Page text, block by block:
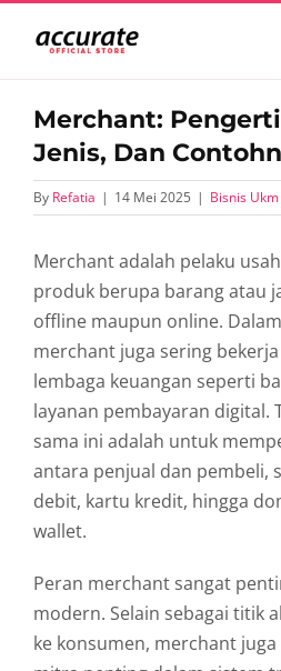
content
Merchant:
Jenis, Dan
By Refatia | 14 Mei 2025 | Bisnis Ukm
Merchantadalah pelaku
produk berupa barangatau
offline maupun online. Dalam
merchant juga sering bekerja
lembaga keuangan seperti
layanan pembayaran digital.
sama ini adalah untuk
antara penjual dan pembeli,
debit, kartu kredit, hingga
wallet.
Peran merchant sangat
modern. Selain sebagai titik
ke konsumen, merchant juga